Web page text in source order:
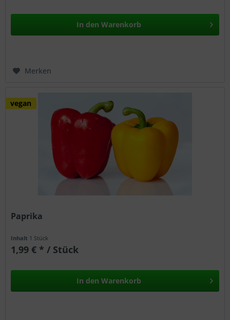
In den Warenkorb
Merken
vegan
Paprika
Inhalt 1 Stück
1,99 € * / Stück
In den Warenkorb